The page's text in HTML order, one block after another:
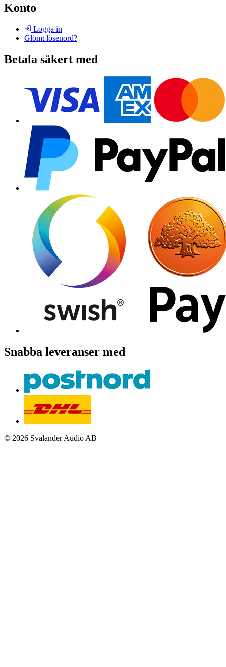
Konto
Logga in
Glömt lösenord?
Betala säkert med
Snabba leveranser med
© 2026 Svalander Audio AB